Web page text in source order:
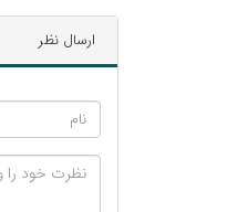
ارسال نظر